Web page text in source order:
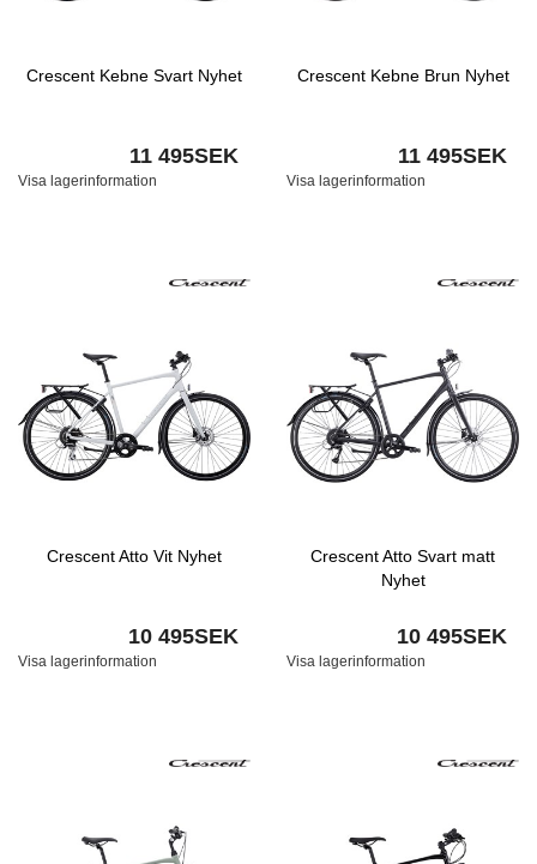
Crescent Kebne Svart Nyhet
11 495SEK
Visa lagerinformation
Crescent Kebne Brun Nyhet
11 495SEK
Visa lagerinformation
Crescent Atto Vit Nyhet
10 495SEK
Visa lagerinformation
Crescent Atto Svart matt
Nyhet
10 495SEK
Visa lagerinformation